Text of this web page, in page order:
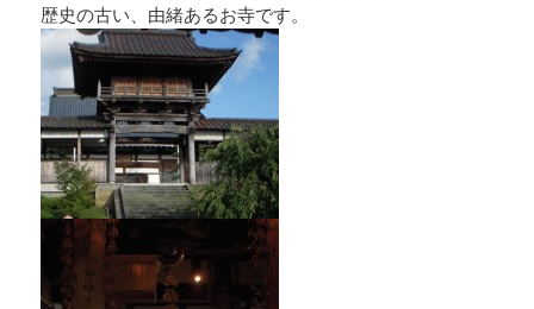
歴史の古い、由緒あるお寺です。